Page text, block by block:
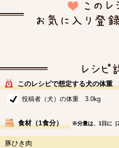
このレシピで想定する犬の体重
投稿者（犬）の体重 3.0kg
食材（1食分） ※分量は、1日に［
豚ひき肉